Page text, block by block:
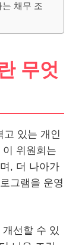
채무 조
무엇
고 있는 개인
위원회는
, 더 나아가
그램을 운영
선할 수 있